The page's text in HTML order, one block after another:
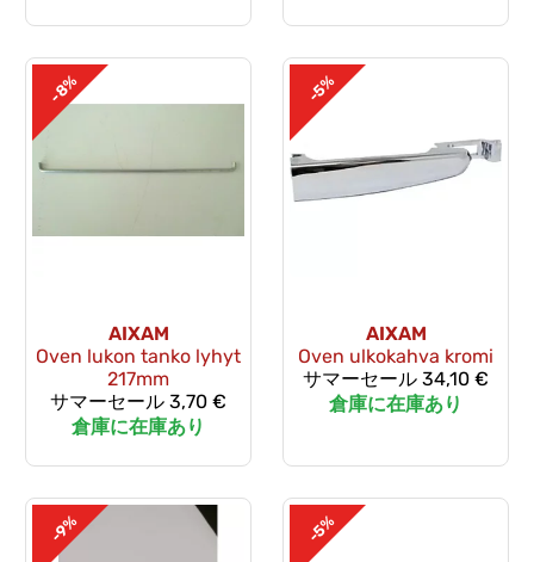
-8%
AIXAM
Oven lukon tanko lyhyt
217mm
サマーセール 3,70 €
倉庫に在庫あり
-5%
AIXAM
Oven ulkokahva kromi
サマーセール 34,10 €
倉庫に在庫あり
-9% -5%